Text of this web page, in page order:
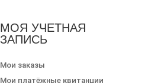
МОЯ УЧЕТНАЯ
ЗАПИСЬ
Мои заказы
Мои платёжные квитанции